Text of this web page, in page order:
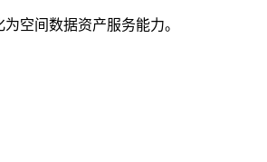
空间数据资产服务能力。